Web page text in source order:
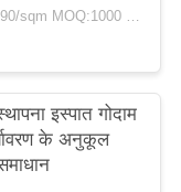
USD50~90/sqm MOQ:1000 वर्गमीटर
इस्पात गोदाम
के अनुकूल